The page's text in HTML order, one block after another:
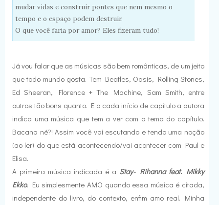
mudar vidas e construir pontes que nem mesmo o
tempo e o espaço podem destruir.
O que você faria por amor? Eles fizeram tudo!
Já vou falar que as músicas são bem românticas, de um jeito
que todo mundo gosta. Tem Beatles, Oasis, Rolling Stones,
Ed Sheeran, Florence + The Machine, Sam Smith, entre
outros tão bons quanto. E a cada início de capítulo a autora
indica uma música que tem a ver com o tema do capítulo.
Bacana né?! Assim você vai escutando e tendo uma noção
(ao ler) do que está acontecendo/vai acontecer com Paul e
Elisa.
A primeira música indicada é a Stay- Rihanna feat. Mikky
Ekko. Eu simplesmente AMO quando essa música é citada,
independente do livro, do contexto, enfim amo real. Minha